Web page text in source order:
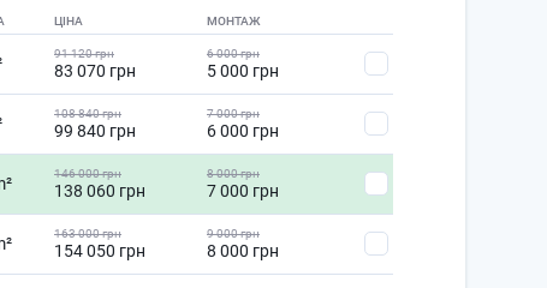
ЦІНА МОНТАЖ
91 120 грн
83 070 грн
6 000 грн
5 000 грн
108 840 грн
99 840 грн
7 000 грн
6 000 грн
146 000 грн
138 060 грн
8 000 грн
7 000 грн
163 000 грн
154 050 грн
9 000 грн
8 000 грн